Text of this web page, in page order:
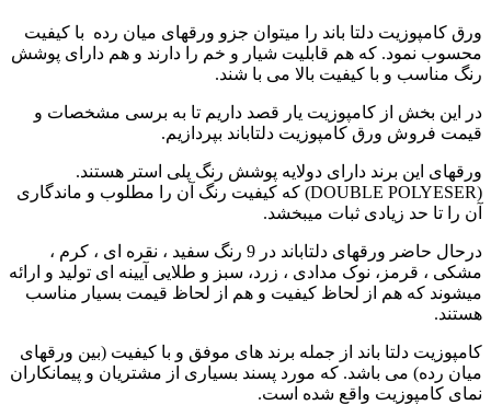
ورق کامپوزیت دلتا باند را میتوان جزو ورقهای میان رده با کیفیت
محسوب نمود. که هم قابلیت شیار و خم را دارند و هم دارای پوشش
رنگ مناسب و با کیفیت بالا می با شند.
در این بخش از کامپوزیت یار قصد داریم تا به برسی مشخصات و
قیمت فروش ورق کامپوزیت دلتاباند بپردازیم.
ورقهای این برند دارای دولایه پوشش رنگ پلی استر هستند.
(DOUBLE POLYESER) که کیفیت رنگ آن را مطلوب و ماندگاری
آن را تا حد زیادی ثبات میبخشد.
درحال حاضر ورقهای دلتاباند در 9 رنگ سفید ، نقره ای ، کرم ،
مشکی ، قرمز، نوک مدادی ، زرد، سبز و طلایی آیینه ای تولید و ارائه
میشوند که هم از لحاظ کیفیت و هم از لحاظ قیمت بسیار مناسب
هستند.
کامپوزیت دلتا باند از جمله برند های موفق و با کیفیت (بین ورقهای
میان رده) می باشد. که مورد پسند بسیاری از مشتریان و پیمانکاران
نمای کامپوزیت واقع شده است.